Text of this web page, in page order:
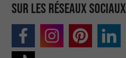
Sur les réseaux sociaux